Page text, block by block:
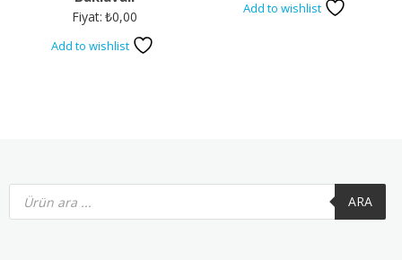
Fiyat: ₺0,00
Add to wishlist
Add to wishlist
Products
search ARA